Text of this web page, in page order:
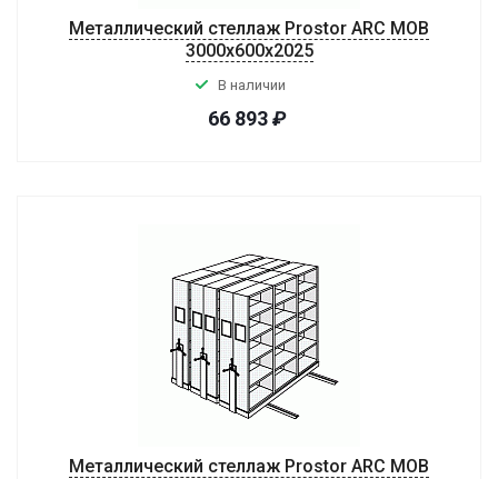
Металлический стеллаж Prostor ARC MOB
3000x600x2025
В наличии
66 893₽
Металлический стеллаж Prostor ARC MOB